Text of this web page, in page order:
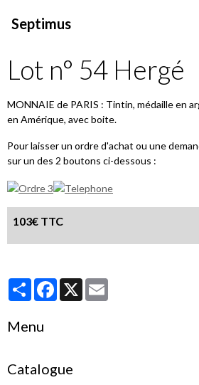
Septimus
Lot n° 54 Hergé
MONNAIE de PARIS : Tintin, médaille en
en Amérique, avec boite.
Pour laisser un ordre d'achat ou une
sur un des 2 boutons ci-dessous :
103€ TTC
PartagerFacebook
X
Menu
Catalogue